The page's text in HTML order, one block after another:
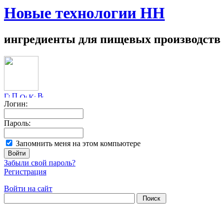
Новые технологии НН
ингредиенты для пищевых производств
Логин:
Пароль:
Запомнить меня на этом компьютере
Забыли свой пароль?
Регистрация
Войти на сайт